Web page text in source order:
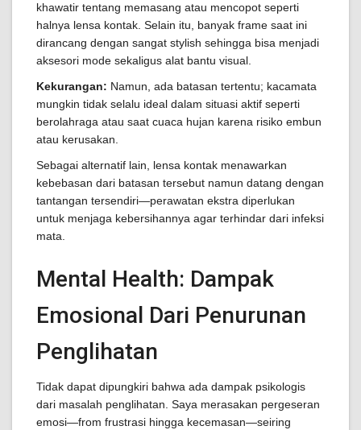
khawatir tentang memasang atau mencopot seperti
halnya lensa kontak. Selain itu, banyak frame saat ini
dirancang dengan sangat stylish sehingga bisa menjadi
aksesori mode sekaligus alat bantu visual.
Kekurangan: Namun, ada batasan tertentu; kacamata
mungkin tidak selalu ideal dalam situasi aktif seperti
berolahraga atau saat cuaca hujan karena risiko embun
atau kerusakan.
Sebagai alternatif lain, lensa kontak menawarkan
kebebasan dari batasan tersebut namun datang dengan
tantangan tersendiri—perawatan ekstra diperlukan
untuk menjaga kebersihannya agar terhindar dari infeksi
mata.
Mental Health: Dampak
Emosional Dari Penurunan
Penglihatan
Tidak dapat dipungkiri bahwa ada dampak psikologis
dari masalah penglihatan. Saya merasakan pergeseran
emosi—from frustrasi hingga kecemasan—seiring